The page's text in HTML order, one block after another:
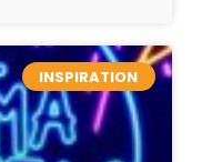
INSPIRATION